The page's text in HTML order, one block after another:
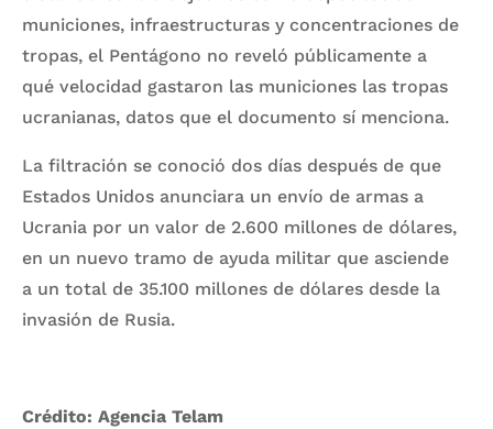
municiones, infraestructuras y concentraciones de
tropas, el Pentágono no reveló públicamente a
qué velocidad gastaron las municiones las tropas
ucranianas, datos que el documento sí menciona.
La filtración se conoció dos días después de que
Estados Unidos anunciara un envío de armas a
Ucrania por un valor de 2.600 millones de dólares,
en un nuevo tramo de ayuda militar que asciende
a un total de 35.100 millones de dólares desde la
invasión de Rusia.
Crédito: Agencia Telam